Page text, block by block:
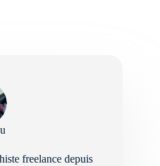
freelance depuis